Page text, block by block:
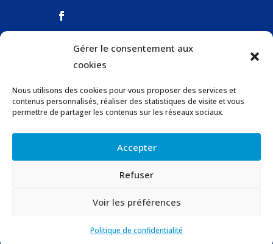
Gérer le consentement aux
cookies
Nous utilisons des cookies pour vous proposer des services et
contenus personnalisés, réaliser des statistiques de visite et vous
permettre de partager les contenus sur les réseaux sociaux.
Accepter
Refuser
Voir les préférences
Politique de confidentialité
GESTION DES DÉCHETS
URBANISME
COMMUNICATIONS DE LA MAIRIE
LOCATION DE SALLES COMMUNALES
© 2023 Gaillon-sur-Montcient –Contact
Conception du site :Raphaëlle Lécot